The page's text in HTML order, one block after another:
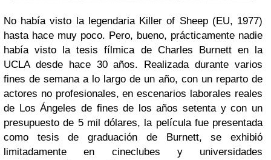
No había visto la legendaria Killer of Sheep(EU, 1977)
hasta hace muy poco. Pero, bueno, prácticamente nadie
había visto la tesis fílmica de Charles Burnett en la
UCLA desde hace 30 años. Realizada durante varios
fines de semana a lo largo de un año, con un reparto de
actores no profesionales, en escenarios laborales reales
de Los Ángeles de fines de los años setenta y con un
presupuesto de 5 mil dólares, la película fue presentada
como tesis de graduación de Burnett, se exhibió
limitadamente en cineclubes y universidades